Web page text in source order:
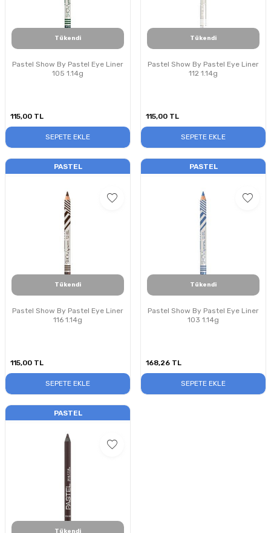
Tükendi
Pastel Show By Pastel Eye Liner
105 1.14g
115,00 TL
SEPETE EKLE
Tükendi
Pastel Show By Pastel Eye Liner
112 1.14g
115,00 TL
SEPETE EKLE
PASTEL
Tükendi
Pastel Show By Pastel Eye Liner
116 1.14g
115,00 TL
SEPETE EKLE
PASTEL
Tükendi
Pastel Show By Pastel Eye Liner
103 1.14g
168,26 TL
SEPETE EKLE
PASTEL
Tükendi